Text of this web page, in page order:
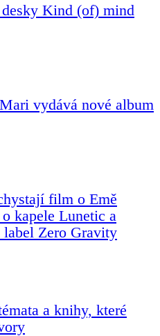
Kind (of) mind
vydává nové album
film o Emě
kapele Lunetic a
Zero Gravity
a knihy, které